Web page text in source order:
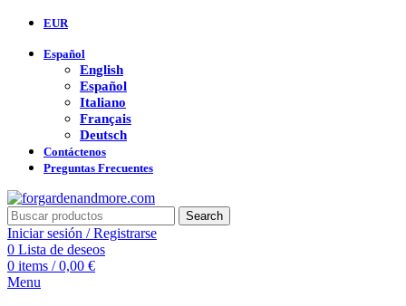
EUR
Español
English
Español
Italiano
Français
Deutsch
Contáctenos
Preguntas Frecuentes
Search
Iniciar sesión / Registrarse
0 Lista de deseos
0 items / 0,00 €
Menu